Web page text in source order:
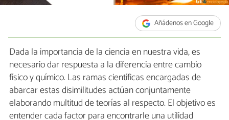
Añádenos en Google
Dada la importancia de la ciencia en nuestra vida, es
necesario dar respuesta a la diferencia entre cambio
físico y químico. Las ramas científicas encargadas de
abarcar estas disimilitudes actúan conjuntamente
elaborando multitud de teorías al respecto. El objetivo es
entender cada factor para encontrarle una utilidad